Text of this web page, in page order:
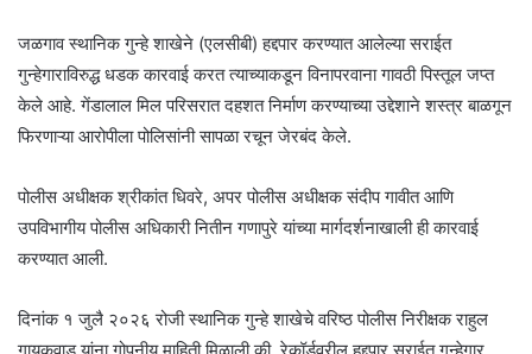
जळगाव स्थानिक गुन्हे शाखेने (एलसीबी) हद्दपार करण्यात आलेल्या सराईत
गुन्हेगाराविरुद्ध धडक कारवाई करत त्याच्याकडून विनापरवाना गावठी पिस्तूल जप्त
केले आहे. गेंडालाल मिल परिसरात दहशत निर्माण करण्याच्या उद्देशाने शस्त्र बाळगून
फिरणाऱ्या आरोपीला पोलिसांनी सापळा रचून जेरबंद केले.
पोलीस अधीक्षक श्रीकांत धिवरे, अपर पोलीस अधीक्षक संदीप गावीत आणि
उपविभागीय पोलीस अधिकारी नितीन गणापुरे यांच्या मार्गदर्शनाखाली ही कारवाई
करण्यात आली.
दिनांक १ जुलै २०२६ रोजी स्थानिक गुन्हे शाखेचे वरिष्ठ पोलीस निरीक्षक राहुल